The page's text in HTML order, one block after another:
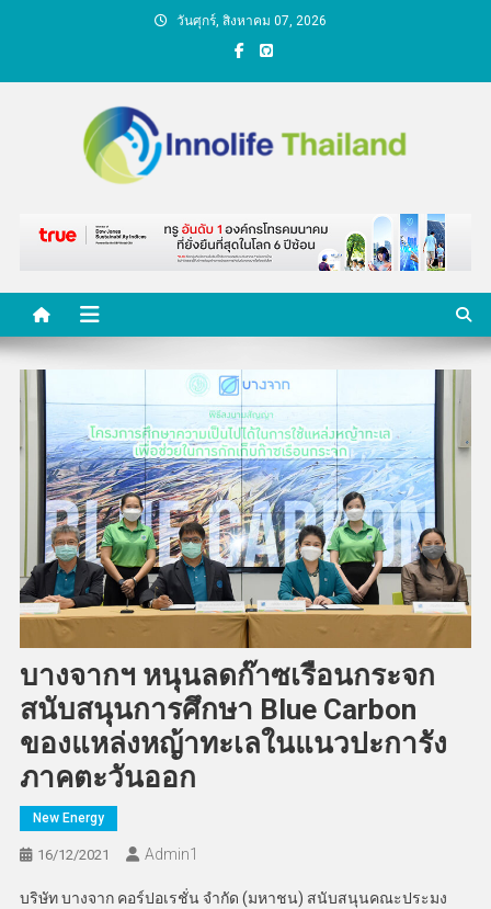
วันศุกร์, สิงหาคม 07, 2026
คนกับความคิด ชีวิตกับ
นวัตกรรม
บางจากฯ หนุนลดก๊าซเรือนกระจก
สนับสนุนการศึกษา Blue Carbon
ของแหล่งหญ้าทะเลในแนวปะการัง
ภาคตะวันออก
New Energy
16/12/2021 Admin​1
บริษัท บางจาก คอร์ปอเรชั่น จำกัด (มหาชน) สนับสนุนคณะประมง